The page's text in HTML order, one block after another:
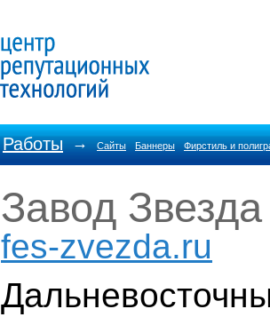
Работы → Сайты Баннеры Фирстиль и
Завод Звезда
fes-zvezda.ru